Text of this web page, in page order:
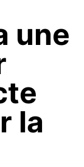
une
la